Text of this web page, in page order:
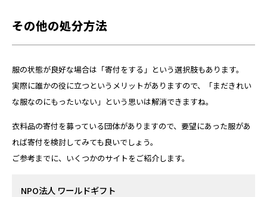
その他の処分方法
服の状態が良好な場合は「寄付をする」という選択肢もあります。
実際に誰かの役に立つというメリットがありますので、「まだきれい
な服なのにもったいない」という思いは解消できますね。
衣料品の寄付を募っている団体がありますので、要望にあった服があ
れば寄付を検討してみても良いでしょう。
ご参考までに、いくつかのサイトをご紹介します。
NPO法人 ワールドギフト